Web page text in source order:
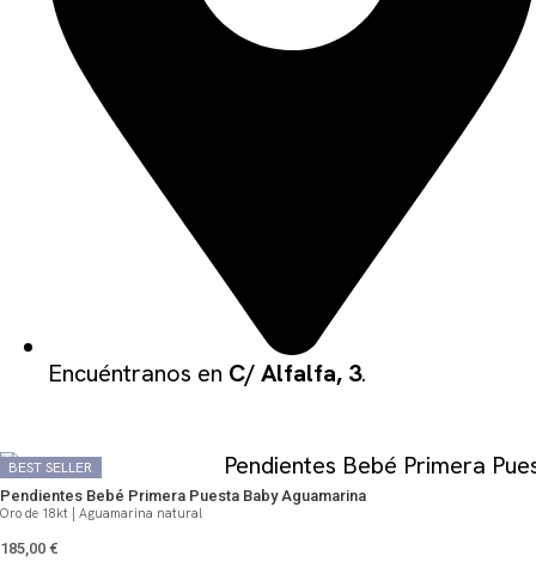
Encuéntranos en C/ Alfalfa, 3.
BEST SELLER
BEST SELLER
Pendientes Bebé Primera Puesta Baby Aguamarina
Oro de 18kt | Aguamarina natural
185,00 €